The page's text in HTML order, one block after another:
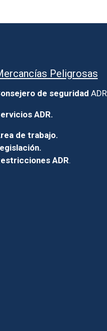
Peligrosas
de seguridad ADR
ADR.
de trabajo.
ADR.